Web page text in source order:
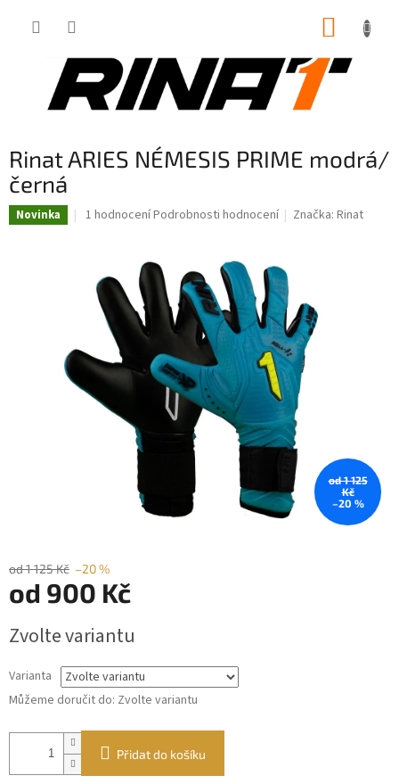
Rinat ARIES NÉMESIS PRIME modrá/
černá
Novinka
Průměrné
5,0
hvězdiček.
1 hodnoceníPodrobnosti hodnocení Značka:Rinat
od 1 125
Kč
–20 %
od 1 125 Kč –20 %
od 900 Kč
cena:
Zvolte variantu
Varianta
Můžeme doručit do: Zvolte variantu
Přidat do košíku